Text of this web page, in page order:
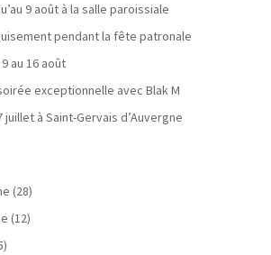
9 août à la salle paroissiale
pendant la fête patronale
au 16 août
exceptionnelle avec Blak M
juillet à Saint-Gervais d’Auvergne
(28)
(12)